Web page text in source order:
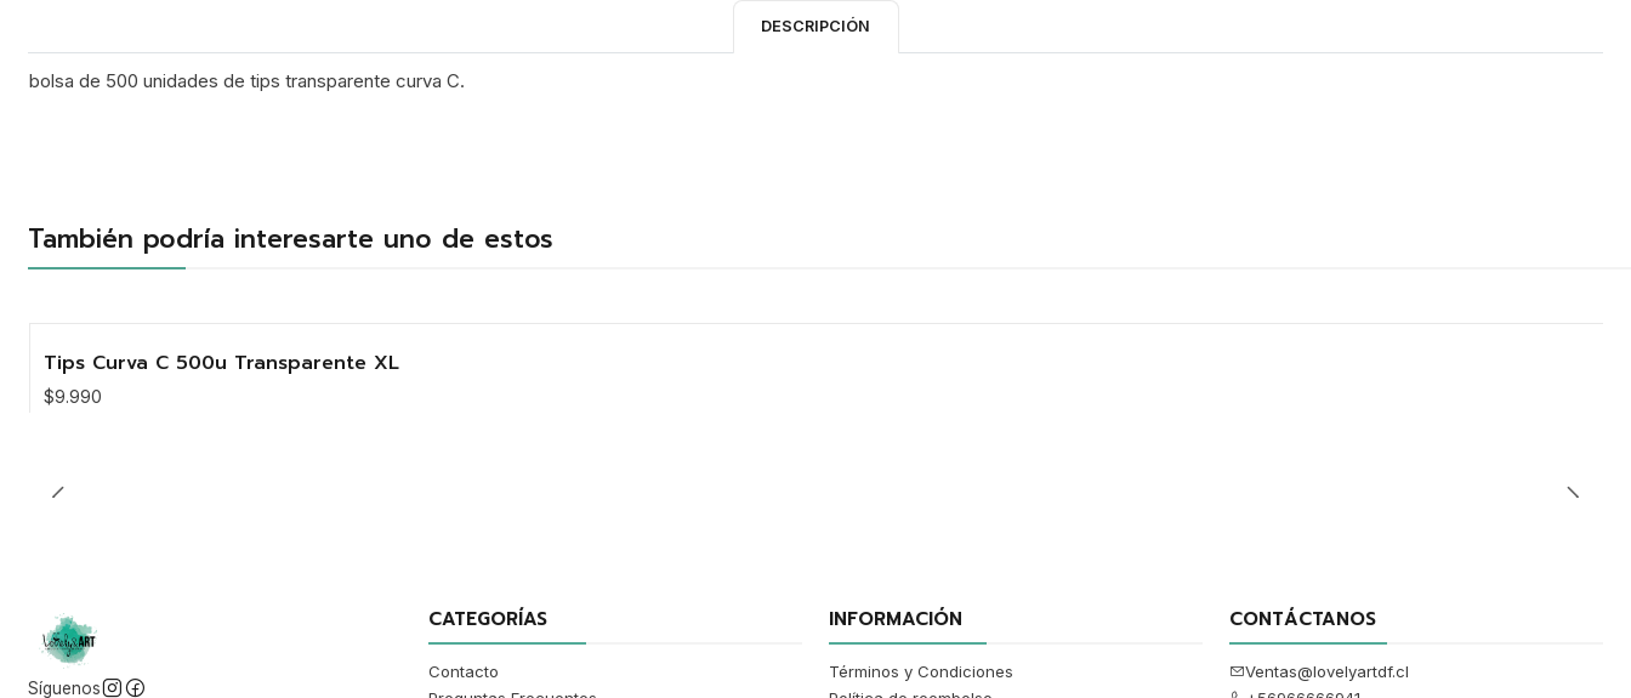
DESCRIPCIÓN
bolsa de 500 unidades de tips transparente curva C.
También podría interesarte uno de estos
Tips Curva C 500u Transparente XL
$9.990
Síguenos
CATEGORÍAS
Contacto
INFORMACIÓN
Términos y Condiciones
CONTÁCTANOS
Ventas@lovelyartdf.cl